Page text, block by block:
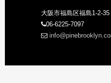
大阪市福島区福島1-2-35
06-6225-7097